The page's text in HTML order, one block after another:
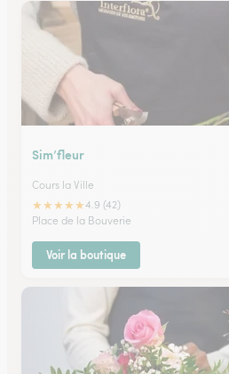
Sim’fleur
Cours la Ville
★★★★★4.9 (42)
Place de la Bouverie
Voir la boutique